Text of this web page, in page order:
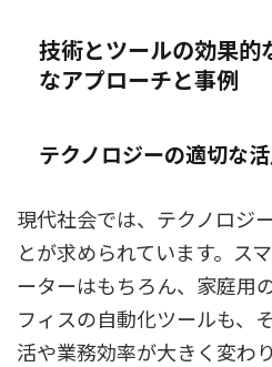
技術とツールの効果的
なアプローチと事例
テクノロジーの適切な
現代社会では、テクノロジ
とが求められています。ス
ーターはもちろん、家庭用
フィスの自動化ツールも、
活や業務効率が大きく変わり